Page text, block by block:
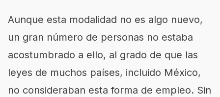
Aunque esta modalidad no es algo nuevo,
un gran número de personas no estaba
acostumbrado a ello, al grado de que las
leyes de muchos países, incluido México,
no consideraban esta forma de empleo. Sin